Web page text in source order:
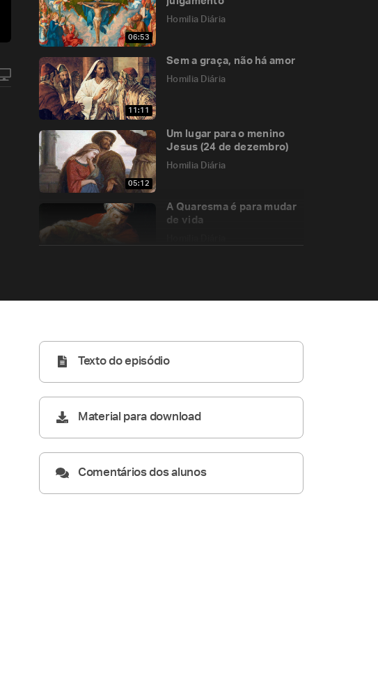
06:53
Homilia Diária
11:11
Sem a graça, não há amor
Homilia Diária
05:12
Um lugar para o menino
Jesus (24 de dezembro)
Homilia Diária
A Quaresma é para mudar
de vida
Texto do episódio
Material para download
Comentários dos alunos